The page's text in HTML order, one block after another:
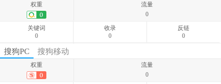
关键词
0
权重
流量
0
关键词
0
收录
0
反链
0
权重
关键词
0
搜狗PC 搜狗移动
权重
流量
0